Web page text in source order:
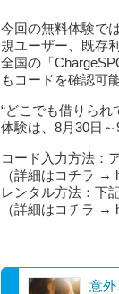
今回の無料体験で
規ユーザー、既存
全国の「
もコードを確認可能
“どこでも借りら
体験は、8月30日～
コード入力方法：
（詳細はコチラ →
レンタル方法：下
（詳細はコチラ →
意外